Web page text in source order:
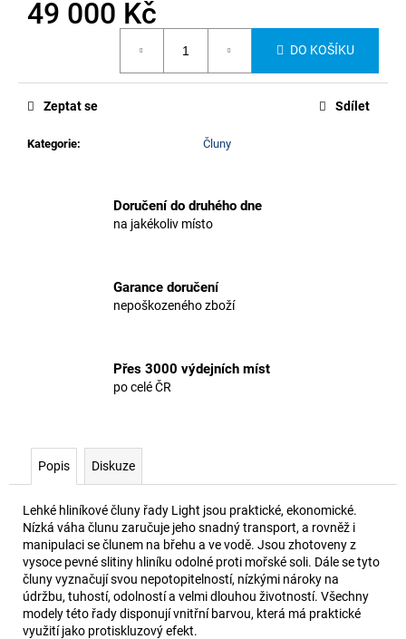
49 000 Kč
DO KOŠÍKU
Kategorie: Čluny
Zeptat se Sdílet
Doručení do druhého dne
na jakékoliv místo
Garance doručení
nepoškozeného zboží
Přes 3000 výdejních míst
po celé ČR
Popis Diskuze
Lehké hliníkové čluny řady Light jsou praktické, ekonomické.
Nízká váha člunu zaručuje jeho snadný transport, a rovněž i
manipulaci se člunem na břehu a ve vodě. Jsou zhotoveny z
vysoce pevné slitiny hliníku odolné proti mořské soli. Dále se tyto
čluny vyznačují svou nepotopitelností, nízkými nároky na
údržbu, tuhostí, odolností a velmi dlouhou životností. Všechny
modely této řady disponují vnitřní barvou, která má praktické
využití jako protiskluzový efekt.